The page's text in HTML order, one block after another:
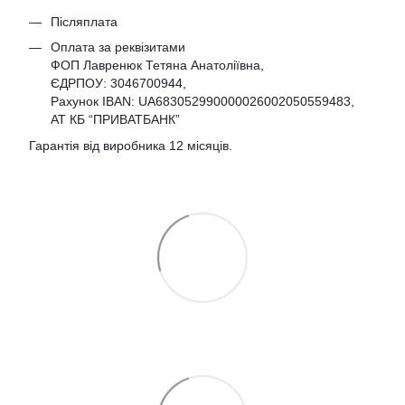
Післяплата
Оплата за реквізитами
ФОП Лавренюк Тетяна Анатоліївна,
ЄДРПОУ: 3046700944,
Рахунок IBAN: UA683052990000026002050559483,
АТ КБ “ПРИВАТБАНК”
Гарантія від виробника 12 місяців.